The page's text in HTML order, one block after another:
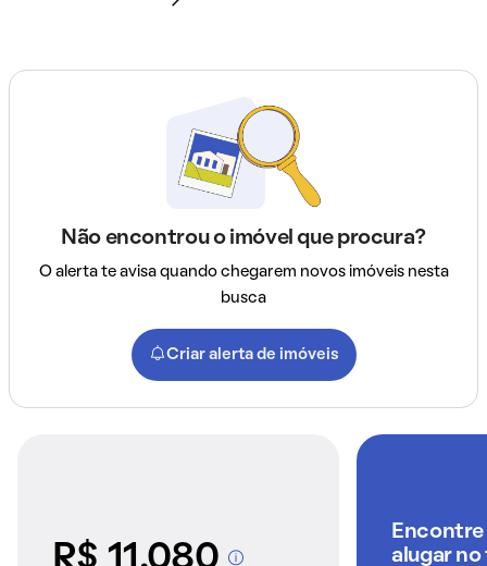
Não encontrou o imóvel que procura?
O alerta te avisa quando chegarem novos imóveis nesta
busca
Criar alerta de imóveis
Encontre
alugar